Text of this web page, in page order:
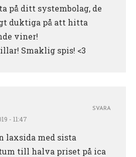
på ditt systembolag, de
duktiga på att hitta
viner!
Smaklig spis! <3
- 11:47
laxsida med sista
till halva priset på ica
SVARA